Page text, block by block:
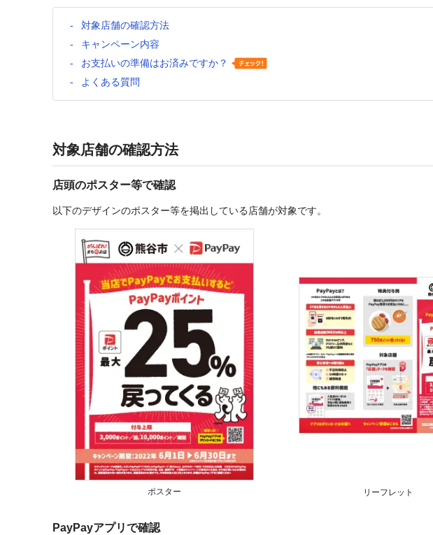
対象店舗の確認方法
キャンペーン内容
お支払いの準備はお済みですか？
よくある質問
対象店舗の確認方法
店頭のポスター等で確認
以下のデザインのポスター等を掲出している店舗が対象です。
ポスター リーフレット
PayPayアプリで確認